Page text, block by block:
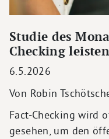
Studie des
Checking
6.5.2026
Von Robin
Fact-Checking wird
gesehen, um den